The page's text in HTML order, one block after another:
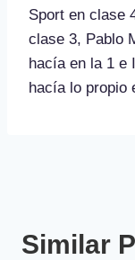
Sport en clase
clase 3, Pablo
hacía en la 1 e
hacía lo propio
Similar